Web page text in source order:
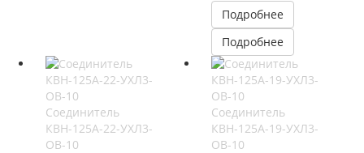
Подробнее
Подробнее
Соединитель
КВН-125А-22-УХЛ3-
ОВ-10
Соединитель
КВН-125А-19-УХЛ3-
ОВ-10